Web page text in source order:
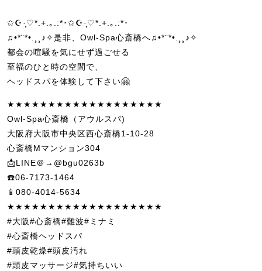
✩☪·̩͙♡*.+.｡.:*･✩☪·̩͙♡*.+.｡.:*･
♫•*¨*•.¸¸♪✧是非、Owl-Spa心斎橋へ♫•*¨*•.¸¸♪✧
都会の喧騒を気にせず過ごせる
至福のひと時の空間で、
ヘッドスパを体験して下さい🤗
★★★★★★★★★★★★★★★★★★★
Owl-Spa心斎橋（アウルスパ)
大阪府大阪市中央区西心斎橋1-10-28
心斎橋Mマンション304
📩LINE＠→@bgu0263b
☎️06-7173-1464
📱080-4014-5634
★★★★★★★★★★★★★★★★★★★
#大阪#心斎橋#難波#ミナミ
#心斎橋ヘッドスパ
#頭皮乾燥#頭皮汚れ
#頭皮マッサージ#気持ちいい